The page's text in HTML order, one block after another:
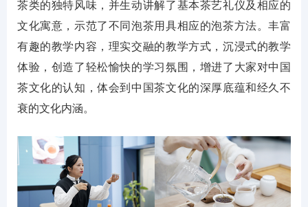
茶类的独特风味，并生动讲解了基本茶艺礼仪及相应的
文化寓意，示范了不同泡茶用具相应的泡茶方法。丰富
有趣的教学内容，理实交融的教学方式，沉浸式的教学
体验，创造了轻松愉快的学习氛围，增进了大家对中国
茶文化的认知，体会到中国茶文化的深厚底蕴和经久不
衰的文化内涵。